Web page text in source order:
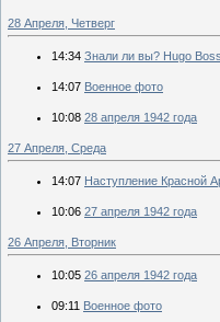
28 Апреля, Четверг
14:34 Знали ли вы? Hugo
14:07 Военное фото
10:08 28 апреля 1942 года
27 Апреля, Среда
14:07 Наступление Красной
10:06 27 апреля 1942 года
26 Апреля, Вторник
10:05 26 апреля 1942 года
09:11 Военное фото